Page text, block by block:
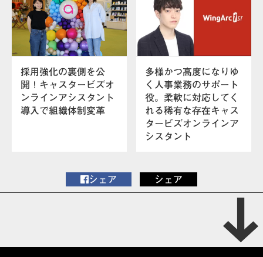
採用強化の裏側を公
開！キャスタービズオ
ンラインアシスタント
導入で組織体制変革
多様かつ高度になりゆ
く人事業務のサポート
役。柔軟に対応してく
れる稀有な存在キャス
タービズオンラインア
シスタント
シェア シェア